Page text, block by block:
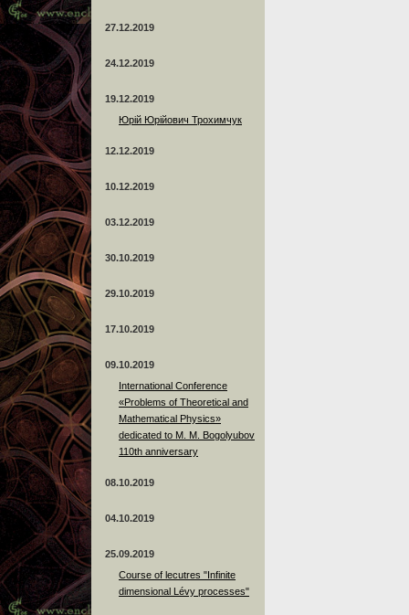
27.12.2019
24.12.2019
19.12.2019
Юрій Юрійович Трохимчук
12.12.2019
10.12.2019
03.12.2019
30.10.2019
29.10.2019
17.10.2019
09.10.2019
International Conference
«Problems of Theoretical and
Mathematical Physics»
dedicated to M. M. Bogolyubov
110th anniversary
08.10.2019
04.10.2019
25.09.2019
Course of lecutres "Infinite
dimensional Lévy processes"